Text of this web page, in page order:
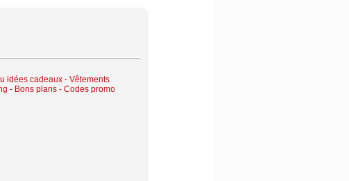
idées cadeaux- Vêtements
- Bons plans - Codes promo